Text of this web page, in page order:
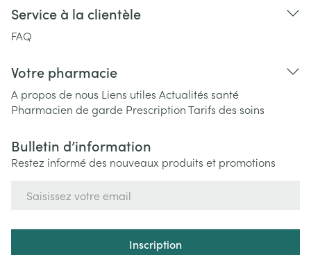
Service à la clientèle
FAQ
Votre pharmacie
A propos de nous Liens utiles Actualités santé
Pharmacien de garde PrescriptionTarifs des soins
Bulletin d’information
Restez informé des nouveaux produits et promotions
Inscription